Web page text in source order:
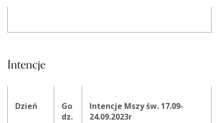
Intencje
Dzień
Go
dz.
Intencje Mszy św. 17.09-
24.09.2023r